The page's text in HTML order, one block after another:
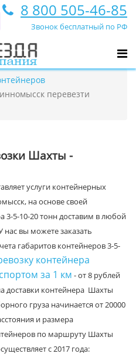
8 800 505-46-85
Звонок бесплатный по РФ
перевезти
Шахты -
услуги контейнерных
на основе своей
3-5-10-20 тонн доставим в любой
нас вы можете заказать
габаритов контейнеров 3-5-
контейнера
за 1 км - от 8 рублей
доставки контейнера Шахты
груза начинается от 20000
и размера
по маршруту Шахты
с 2017 года: